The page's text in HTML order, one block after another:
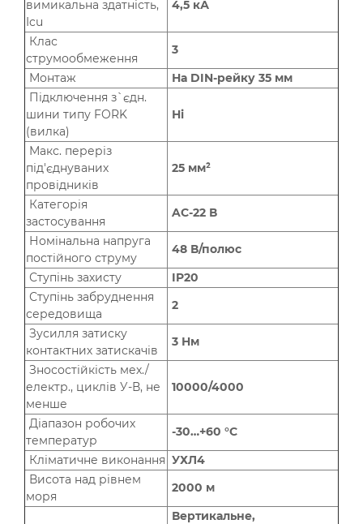
вимикальна здатність,
Icu
4,5 кА
Клас
струмообмеження
3
Монтаж
На DIN-рейку 35 мм
Підключення з`єдн.
шини типу FORK
(вилка)
Ні
Макс. переріз
під'єднуваних
провідників
25 мм²
Категорія
застосування
AC-22 В
Номінальна напруга
постійного струму
48 В/полюс
Ступінь захисту
IP20
Ступінь забруднення
середовища
2
Зусилля затиску
контактних затискачів
3 Нм
Зносостійкість мех./
електр., циклів У-В, не
менше
10000/4000
Діапазон робочих
температур
-30…+60 °С
Кліматичне виконання УХЛ4
Висота над рівнем
моря
2000 м
Вертикальне,